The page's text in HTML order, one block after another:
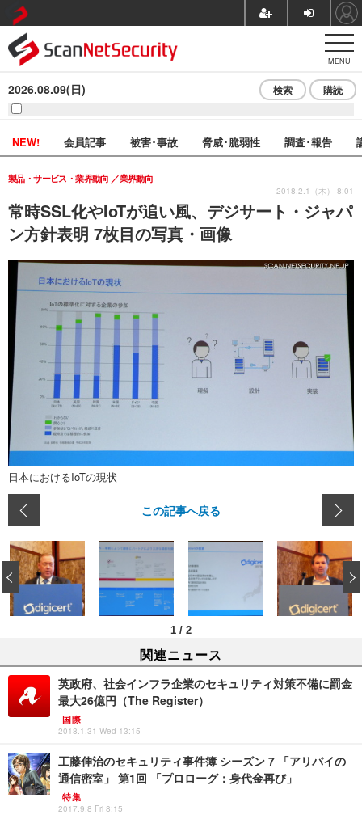
MENU
2026.08.09(日) 検索 購読
NEW! 会員記事 被害･事故 脅威･脆弱性 調査･報告
常時SSL化やIoTが追い風、デジサート・ジャパ
ン方針表明 7枚目の写真・画像
製品・サービス・業界動向 業界動向
2018.2.1（木） 8:01
日本におけるIoTの現状
この記事へ戻る
1 / 2
‹
関連ニュース
英政府、社会インフラ企業のセキュリティ対策不備に罰金
最大26億円（The Register）
国際
2018.1.31 Wed 13:15
工藤伸治のセキュリティ事件簿 シーズン 7 「アリバイの
通信密室」 第1回 「プロローグ：身代金再び」
特集
2017.9.8 Fri 8:15